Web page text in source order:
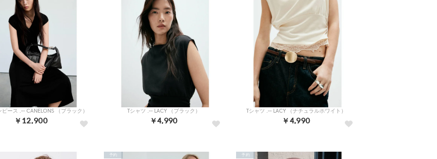
ース .-- CANELONS （ブラック）
￥12,900
Tシャツ .-- LACY （ブラック）
￥4,990
Tシャツ .-- LACY （ナチュラルホワイト）
￥4,990
予約 予約